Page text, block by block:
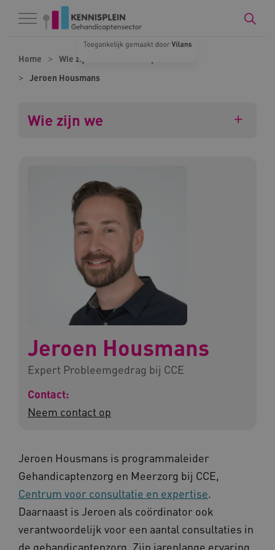
Naar hoofdinhoud
Naar footer
Home Wie zijn we
Jeroen Housmans
Wie zijn we
Jeroen Housmans
Expert Probleemgedrag bij CCE
Contact:
Neem contact op
Jeroen Housmans is programmaleider
Gehandicaptenzorg en Meerzorg bij CCE,
Centrum voor consultatie en expertise.
Daarnaast is Jeroen als coördinator ook
verantwoordelijk voor een aantal consultaties in
de gehandicaptenzorg. Zijn jarenlange ervaring